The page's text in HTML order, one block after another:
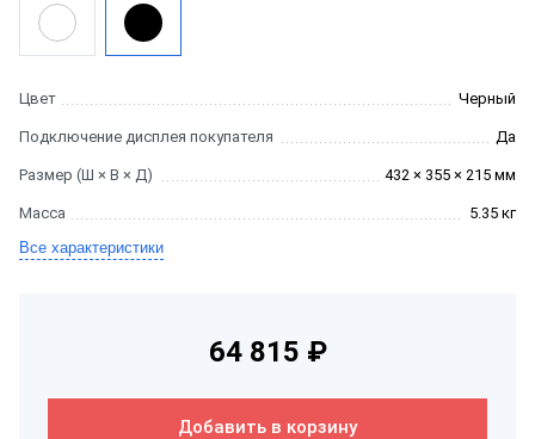
Цвет Черный
Подключение дисплея покупателя Да
Размер (Ш × В × Д) 432 × 355 × 215 мм
Масса
5.35 кг
Все характеристики
64 815 ₽
Добавить в корзину